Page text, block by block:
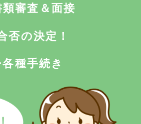
審査＆面接
否の決定！
種手続き